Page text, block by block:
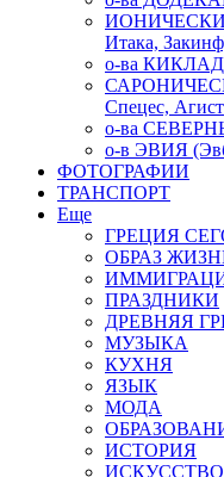
ИОНИЧЕСКИЕ
Итака,
о-ва КИКЛАД
Спецес,
о-ва
о-в ЭВИЯ
ФОТОГРАФИИ
ТРАНСПОРТ
Еще
ГРЕЦИЯ
ОБРАЗ
ПРАЗДНИКИ
ДРЕВНЯЯ
МУЗЫКА
КУХНЯ
ЯЗЫК
МОДА
ИСТОРИЯ
ИСКУССТВО